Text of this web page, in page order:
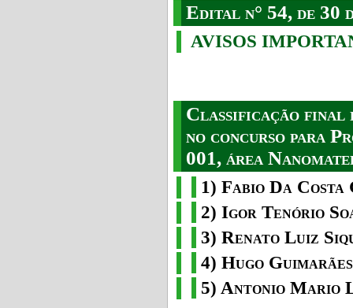
Edital n° 54, de 30
AVISOS
Classificação final
no concurso para
001, área
1) Fabio Da
2) Igor Tenório
3) Renato Luiz
4) Hugo
5) Antonio Mario